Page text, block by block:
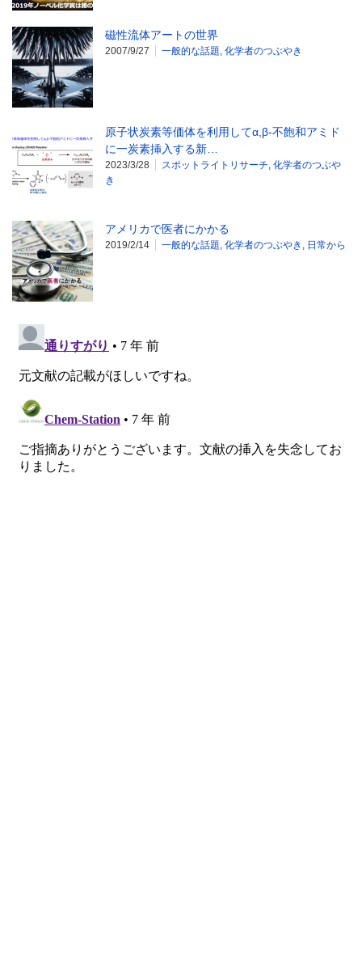
磁性流体アートの世界
2007/9/27 一般的な話題, 化学者のつぶやき
原子状炭素等価体を利用してα,β-不飽和アミド
に一炭素挿入する新…
2023/3/28 スポットライトリサーチ, 化学者のつぶや
き
アメリカで医者にかかる
2019/2/14 一般的な話題, 化学者のつぶやき , 日常から